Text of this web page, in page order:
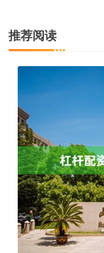
推荐阅读